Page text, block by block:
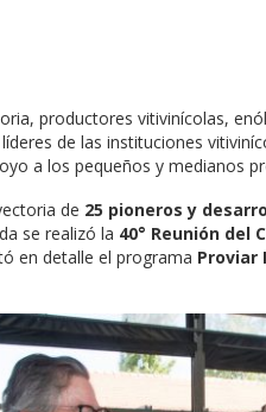
productores vitivinícolas,
de las instituciones
a los pequeños y medianos
de 25 pioneros y
se realizó la 40° Reunión del
en detalle el programa Proviar